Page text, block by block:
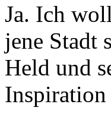
Ja. Ich
jene Stadt
Held und
Inspiration